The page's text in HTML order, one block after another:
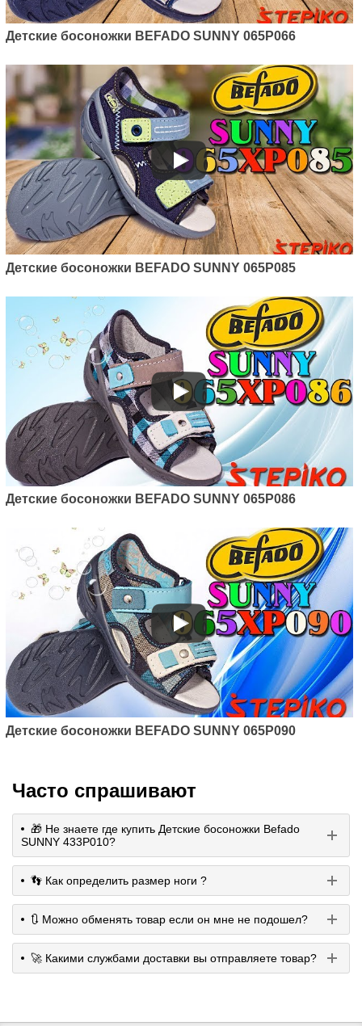
Детские босоножки BEFADO SUNNY 065P066
Детские босоножки BEFADO SUNNY 065P085
Детские босоножки BEFADO SUNNY 065P086
Детские босоножки BEFADO SUNNY 065P090
Часто спрашивают
🎁 Не знаете где купить Детские босоножки Befado
SUNNY 433P010?
👣 Как определить размер ноги ?
🔃 Можно обменять товар если он мне не подошел?
🚀 Какими службами доставки вы отправляете товар?